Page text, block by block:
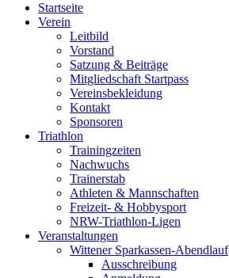
Startseite
Verein
Leitbild
Vorstand
Satzung & Beiträge
Mitgliedschaft Startpass
Vereinsbekleidung
Kontakt
Sponsoren
Triathlon
Trainingzeiten
Nachwuchs
Trainerstab
Athleten & Mannschaften
Freizeit- & Hobbysport
NRW-Triathlon-Ligen
Veranstaltungen
Wittener Sparkassen-Abendlauf
Ausschreibung